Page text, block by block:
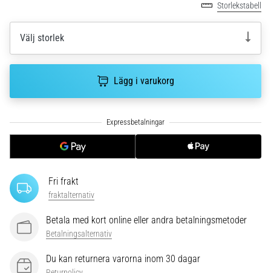
är
•
Symptom,
orsaker
och
behandling
Upplever
du
hälsmärta
Storlekstabell
Välj storlek
Lägg i varukorg
Fri frakt
fraktalternativ
Betala med kort online eller andra betalningsmetoder
Betalningsalternativ
Du kan returnera varorna inom 30 dagar